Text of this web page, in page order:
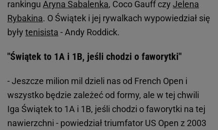
rankingu Aryna Sabalenka, Coco Gauff czy Jelena
Rybakina. O Świątek i jej rywalkach wypowiedział się
były tenisista - Andy Roddick.
"Świątek to 1A i 1B, jeśli chodzi o faworytki"
- Jeszcze milion mil dzieli nas od French Open i
wszystko będzie zależeć od formy, ale w tej chwili
Iga Świątek to 1A i 1B, jeśli chodzi o faworytki na tej
nawierzchni - powiedział triumfator US Open z 2003